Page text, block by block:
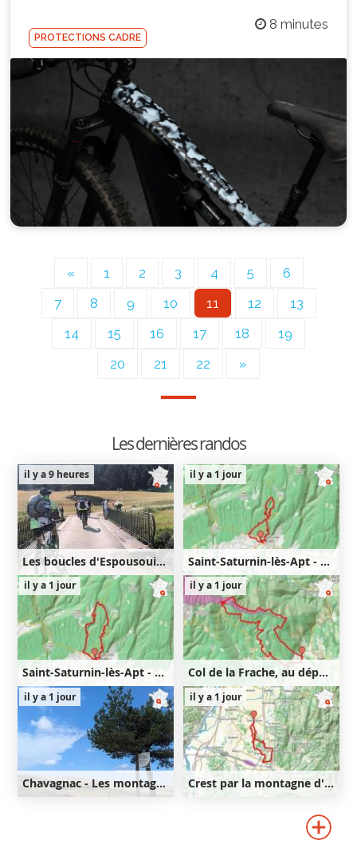
8 minutes
PROTECTIONS CADRE
« 1 2 3 4 5
6
7
8 9 10 11 12
13
14
15 16 17 18
19
20
21 22 »
Les dernières randos
il y a 9 heures
Les boucles d'Espousouille
36km
830m
830m
il y a 1 jour
Saint-Saturnin-lès-Apt - Lourète - Redony
9km
350m 350m
il y a 1 jour
Saint-Saturnin-lès-Apt - Lourète - Vaucarlenque
11km
440m
440m
il y a 1 jour
Col de la Frache, au départ d'Aurel
21km
640m
640m
il y a 1 jour
Chavagnac - Les montagnes de Ségur-les-Villas
il y a 1 jour
Crest par la montagne d'Upie et Vaunaveys